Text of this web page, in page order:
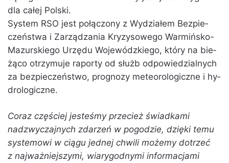
dla całej Polski.
Sys­tem RSO jest po­łą­czo­ny z Wy­dzia­łem Bez­pie­
czeń­stwa i Za­rzą­dza­nia Kry­zy­so­we­go Warmińsko-
Mazurskiego Urzę­du Wo­je­wódz­kie­go, który na bie­
żą­co otrzy­mu­je ra­por­ty od służb od­po­wie­dzial­nych
za bez­pie­czeń­stwo, pro­gno­zy me­te­oro­lo­gicz­ne i hy­
dro­lo­gicz­ne.
Coraz częściej jesteśmy przecież świadkami
nadzwyczajnych zdarzeń w pogodzie, dzięki temu
systemowi w ciągu jed­nej chwi­li mo­że­my do­trzeć
z naj­waż­niej­szy­mi, wia­ry­god­ny­mi in­for­ma­cja­mi